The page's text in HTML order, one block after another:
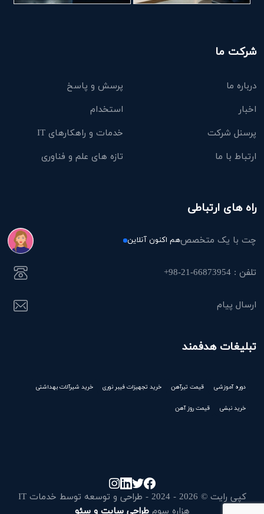
شرکت ما
درباره ما
پرسش و پاسخ
اخبار
استخدام
پرسنل شرکت
خدمات و راهکارهای IT
ارتباط با ما
تازه های علم و فناوری
راه های ارتباطی
چت با یک متخصصهم اکنون آنلاین
تلفن : 66873954-21-98+
ارسال پیام
تبلیغات هدفمند
دوره آموزشی قیمت تیرآهن خرید تجهیزات فیبر نوری خرید شیرآلات بهداشتی
خرید نبشی قیمت روز آهن
کپی رایت © 2026 - 2024 - طراحی و توسعه توسط خدمات IT
هزاره سومطراحی سایت و سئو